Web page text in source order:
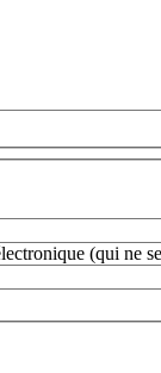
(qui ne